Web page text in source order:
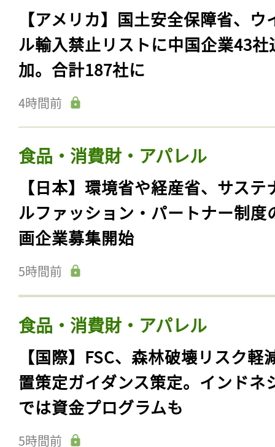
【アメリカ】国土安全保障省、ウ
ル輸入禁止リストに中国企業43社
加。合計187社に
4時間前
食品・消費財・アパレル
【日本】環境省や経産省、サステ
ルファッション・パートナー制度
画企業募集開始
5時間前
食品・消費財・アパレル
【国際】FSC、森林破壊リスク軽
置策定ガイダンス策定。インドネ
では資金プログラムも
5時間前